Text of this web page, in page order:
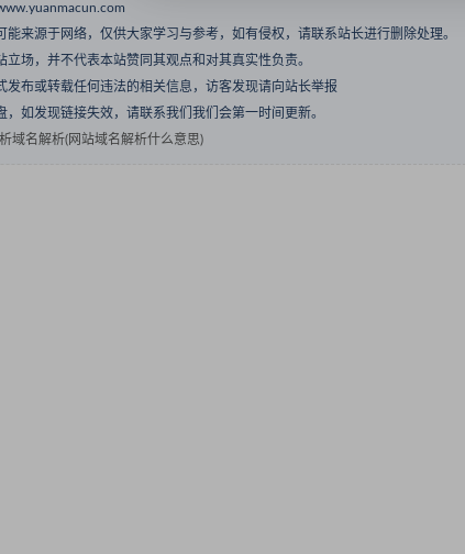
能来源于网络，仅供大家学习与参考，如有侵权，请联系站长进行删除处理。
场，并不代表本站赞同其观点和对其真实性负责。
发布或转载任何违法的相关信息，访客发现请向站长举报
如发现链接失效，请联系我们我们会第一时间更新。
域名解析(网站域名解析什么意思)